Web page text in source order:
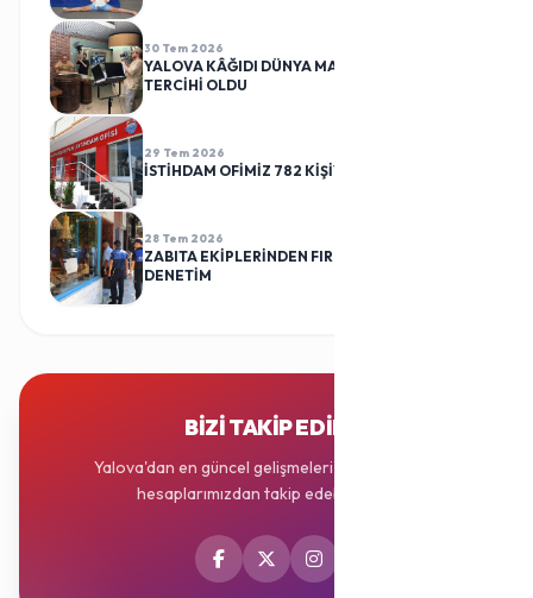
30 Tem 2026
YALOVA KÂĞIDI DÜNYA MARKALARININ
TERCİHİ OLDU
29 Tem 2026
İSTİHDAM OFİMİZ 782 KİŞİYİ İŞ SAHİBİ YAPTI
28 Tem 2026
ZABITA EKİPLERİNDEN FIRINLARA RUTİN
DENETİM
BIZI TAKIP EDIN
Yalova'dan en güncel gelişmeleri sosyal medya
hesaplarımızdan takip edebilirsiniz.